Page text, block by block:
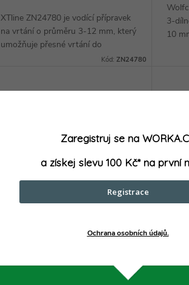
XTline ZN24780 je vodící přípravek
na vrtání o průměru 3-12 mm, který
umožňuje přesné vrtání do
hladkých povrchů díky fixaci vrtáku
Kód:ZN24780
3-
10
MASONRY | 4-12 mm 7 dílů -
Zaregistruj se na
a získej slevu 100 Kč* na první
Registrace
Ochrana osobních údajů.